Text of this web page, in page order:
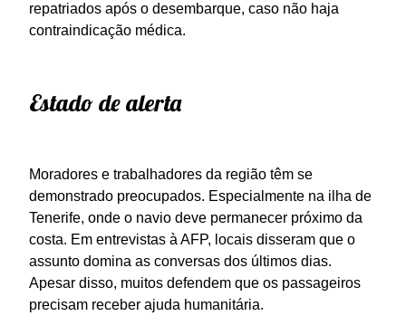
repatriados após o desembarque, caso não haja
contraindicação médica.
Estado de alerta
Moradores e trabalhadores da região têm se
demonstrado preocupados. Especialmente na ilha de
Tenerife, onde o navio deve permanecer próximo da
costa. Em entrevistas à AFP, locais disseram que o
assunto domina as conversas dos últimos dias.
Apesar disso, muitos defendem que os passageiros
precisam receber ajuda humanitária.